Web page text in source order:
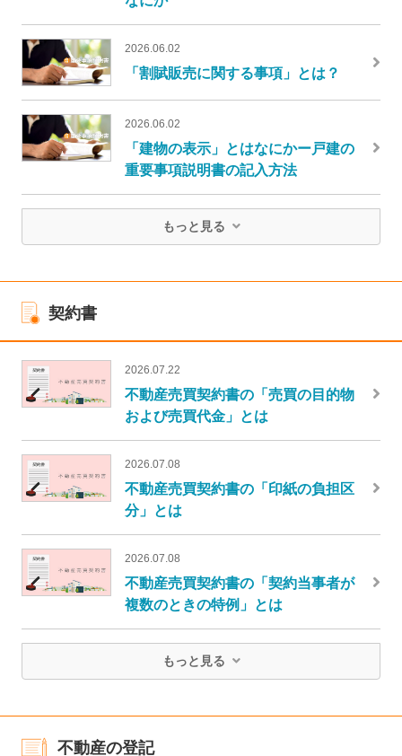
2026.06.02
「割賦販売に関する事項」とは？
2026.06.02
「建物の表示」とはなにかー戸建の
重要事項説明書の記入方法
もっと見る
契約書
2026.07.22
不動産売買契約書の「売買の目的物
および売買代金」とは
2026.07.08
不動産売買契約書の「印紙の負担区
分」とは
2026.07.08
不動産売買契約書の「契約当事者が
複数のときの特例」とは
もっと見る
不動産の登記